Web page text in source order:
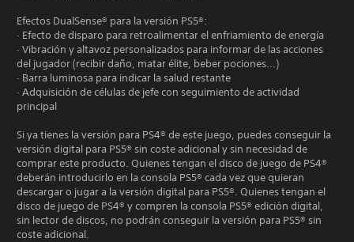
Efectos DualSense® para la versión PS5®:
· Efecto de disparo para retroalimentar el enfriamiento de energía
· Vibración y altavoz personalizados para informar de las acciones
del jugador (recibir daño, matar élite, beber pociones...)
· Barra luminosa para indicar la salud restante
· Adquisición de células de jefe con seguimiento de actividad
principal
Si ya tienes la versión para PS4® de este juego, puedes conseguir la
versión digital para PS5® sin coste adicional y sin necesidad de
comprar este producto. Quienes tengan el disco de juego de PS4®
deberán introducirlo en la consola PS5® cada vez que quieran
descargar o jugar a la versión digital para PS5®. Quienes tengan el
disco de juego de PS4® y compren la consola PS5® edición digital,
sin lector de discos, no podrán conseguir la versión para PS5® sin
coste adicional.